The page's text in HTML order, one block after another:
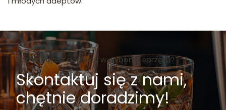
Potrzebujesz pomocy w wyborze sprzętu?
Skontaktuj się z nami,
chętnie doradzimy!